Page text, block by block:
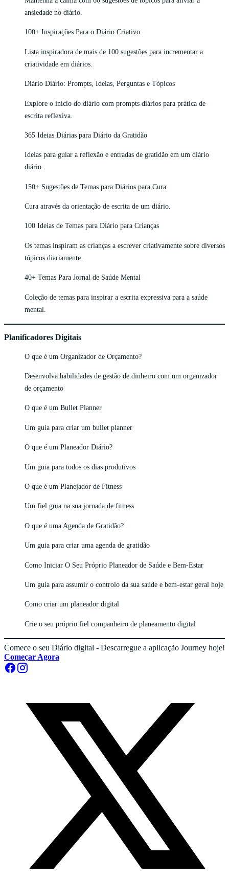
ansiedade no diário.
100+ Inspirações Para o Diário Criativo
Lista inspiradora de mais de 100 sugestões para incrementar a
criatividade em diários.
Diário Diário: Prompts, Ideias, Perguntas e Tópicos
Explore o início do diário com prompts diários para prática de
escrita reflexiva.
365 Ideias Diárias para Diário da Gratidão
Ideias para guiar a reflexão e entradas de gratidão em um diário
diário.
150+ Sugestões de Temas para Diários para Cura
Cura através da orientação de escrita de um diário.
100 Ideias de Temas para Diário para Crianças
Os temas inspiram as crianças a escrever criativamente sobre diversos
tópicos diariamente.
40+ Temas Para Jornal de Saúde Mental
Coleção de temas para inspirar a escrita expressiva para a saúde
mental.
Planificadores Digitais
O que é um Organizador de Orçamento?
Desenvolva habilidades de gestão de dinheiro com um organizador
de orçamento
O que é um Bullet Planner
Um guia para criar um bullet planner
O que é um Planeador Diário?
Um guia para todos os dias produtivos
O que é um Planejador de Fitness
Um fiel guia na sua jornada de fitness
O que é uma Agenda de Gratidão?
Um guia para criar uma agenda de gratidão
Como Iniciar O Seu Próprio Planeador de Saúde e Bem-Estar
Um guia para assumir o controlo da sua saúde e bem-estar geral hoje
Como criar um planeador digital
Crie o seu próprio fiel companheiro de planeamento digital
Comece o seu Diário digital - Descarregue a aplicação Journey hoje!
Começar Agora